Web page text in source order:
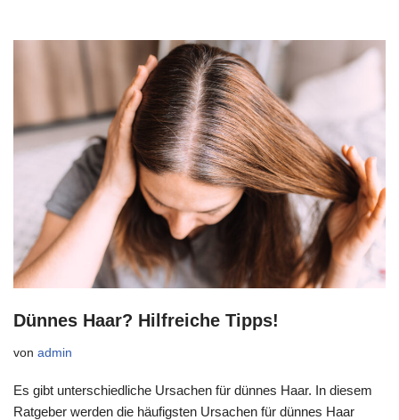
Dünnes Haar? Hilfreiche Tipps!
von admin
Es gibt unterschiedliche Ursachen für dünnes Haar. In diesem
Ratgeber werden die häufigsten Ursachen für dünnes Haar